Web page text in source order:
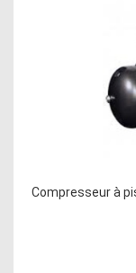
Compresseur à